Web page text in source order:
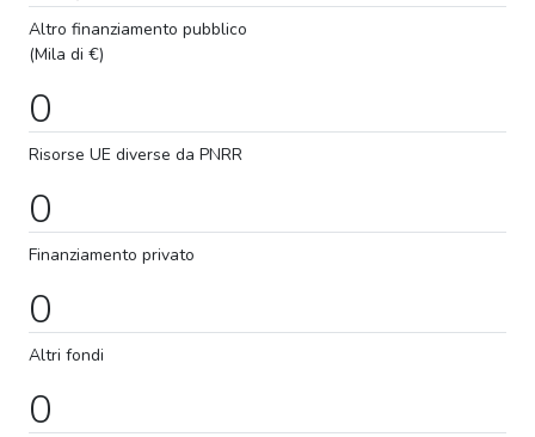
Altro finanziamento pubblico
(Mila di €)
0
Risorse UE diverse da PNRR
0
Finanziamento privato
0
Altri fondi
0